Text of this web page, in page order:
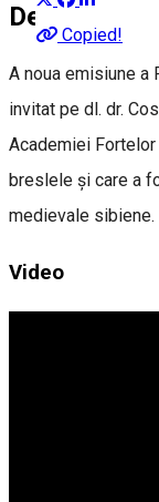
Copied!
Despre
A noua emisiune a
invitat pe dl. dr.
Academiei
breslele și care a
medievale sibiene.
Video